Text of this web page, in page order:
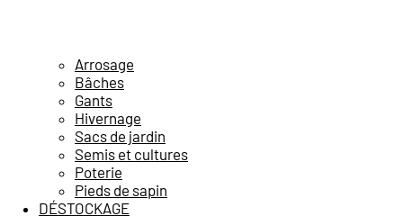
Arrosage
Bâches
Gants
Hivernage
Sacs de jardin
Semis et cultures
Poterie
Pieds de sapin
DÉSTOCKAGE